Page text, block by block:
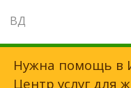
ВД
Нужна помощь в
Центр услуг для